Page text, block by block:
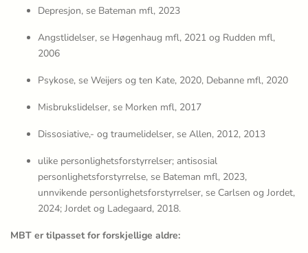
Depresjon, se Bateman mfl, 2023
Angstlidelser, se Høgenhaug mfl, 2021 og Rudden mfl,
2006
Psykose, se Weijers og ten Kate, 2020, Debanne mfl, 2020
Misbrukslidelser, se Morken mfl, 2017
Dissosiative,- og traumelidelser, se Allen, 2012, 2013
ulike personlighetsforstyrrelser; antisosial
personlighetsforstyrrelse, se Bateman mfl, 2023,
unnvikende personlighetsforstyrrelser, se Carlsen og Jordet,
2024; Jordet og Ladegaard, 2018.
MBT er tilpasset for forskjellige aldre: